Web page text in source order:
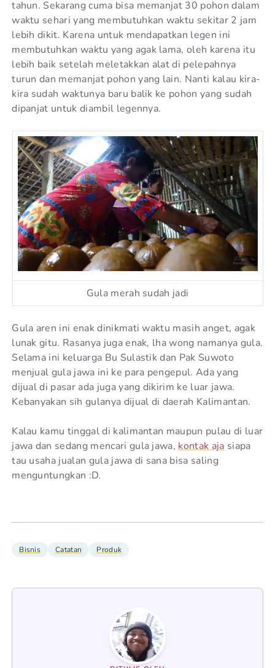
tahun. Sekarang cuma bisa memanjat 30 pohon dalam
waktu sehari yang membutuhkan waktu sekitar 2 jam
lebih dikit. Karena untuk mendapatkan legen ini
membutuhkan waktu yang agak lama, oleh karena itu
lebih baik setelah meletakkan alat di pelepahnya
turun dan memanjat pohon yang lain. Nanti kalau kira-
kira sudah waktunya baru balik ke pohon yang sudah
dipanjat untuk diambil legennya.
Gula merah sudah jadi
Gula aren ini enak dinikmati waktu masih anget, agak
lunak gitu. Rasanya juga enak, lha wong namanya gula.
Selama ini keluarga Bu Sulastik dan Pak Suwoto
menjual gula jawa ini ke para pengepul. Ada yang
dijual di pasar ada juga yang dikirim ke luar jawa.
Kebanyakan sih gulanya dijual di daerah Kalimantan.
Kalau kamu tinggal di kalimantan maupun pulau di luar
jawa dan sedang mencari gula jawa, kontak aja siapa
tau usaha jualan gula jawa di sana bisa saling
menguntungkan :D.
Bisnis Catatan Produk